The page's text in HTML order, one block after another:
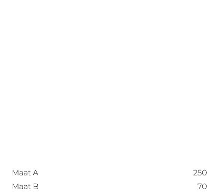
Maat A
250
Maat B
70